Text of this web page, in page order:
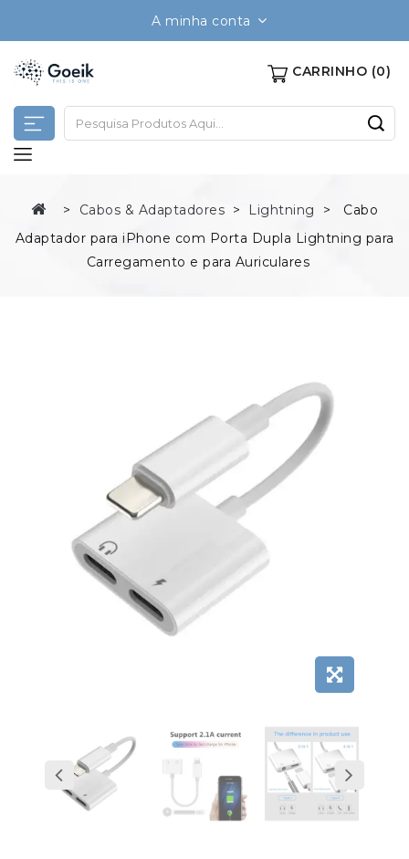
A minha conta
CARRINHO (0)
Cabos & Adaptadores Lightning
Cabo
Adaptador para iPhone com Porta Dupla Lightning para
Carregamento e para Auriculares